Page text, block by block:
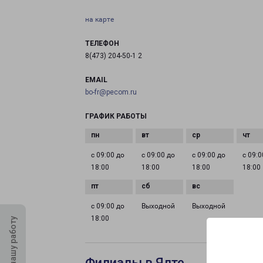
на карте
ТЕЛЕФОН
8(473) 204-50-1 2
EMAIL
bo-fr@pecom.ru
ГРАФИК РАБОТЫ
с 09:00 до
18:00
с 09:00 до
18:00
с 09:00 до
18:00
с
18:00
с 09:00 до
18:00
Выходной Выходной